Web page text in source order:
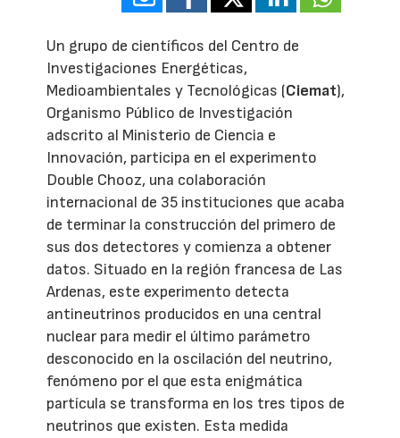
Un grupo de científicos del Centro de
Investigaciones Energéticas,
Medioambientales y Tecnológicas (Ciemat),
Organismo Público de Investigación
adscrito al Ministerio de Ciencia e
Innovación, participa en el experimento
Double Chooz, una colaboración
internacional de 35 instituciones que acaba
de terminar la construcción del primero de
sus dos detectores y comienza a obtener
datos. Situado en la región francesa de Las
Ardenas, este experimento detecta
antineutrinos producidos en una central
nuclear para medir el último parámetro
desconocido en la oscilación del neutrino,
fenómeno por el que esta enigmática
partícula se transforma en los tres tipos de
neutrinos que existen. Esta medida